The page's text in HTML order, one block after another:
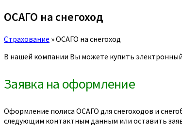
ОСАГО на снегоход
Страхование »ОСАГО на снегоход
В нашей компании Вы можете купить
Заявка на оформление
Оформление полиса ОСАГО для снегоходов и
следующим контактным данным или оставить